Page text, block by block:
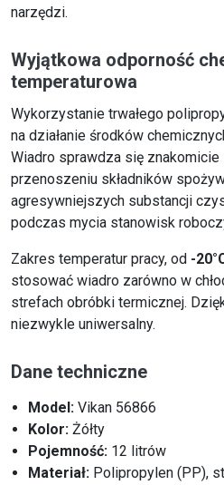
narzędzi.
Wyjątkowa odporność
temperaturowa
Wykorzystanie trwałego
na działanie środków
Wiadro sprawdza się
przenoszeniu składników
agresywniejszych substancji
podczas mycia stanowisk
Zakres temperatur pracy, od -
stosować wiadro zarówno w
strefach obróbki termicznej.
niezwykle uniwersalny.
Dane techniczne
Model: Vikan 56866
Kolor: Żółty
Pojemność: 12 litrów
Materiał: Polipropylen (PP),